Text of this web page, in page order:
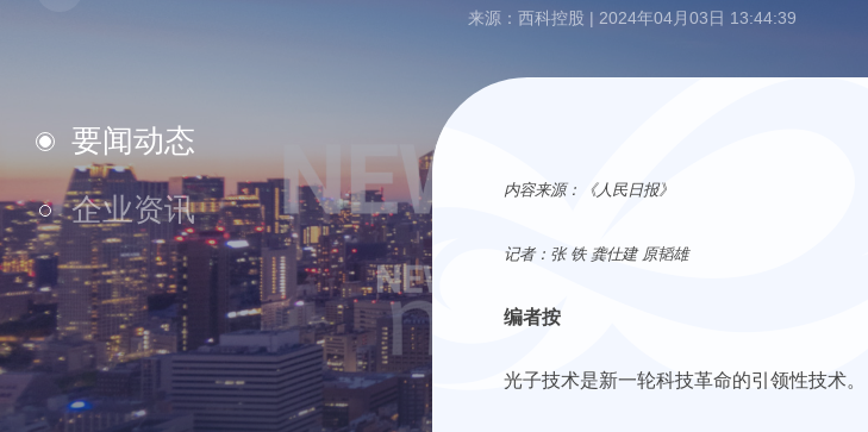
要闻动态
企业资讯
来源：西科控股 | 2024年04月03日 13:44:39
内容来源：《人民日报》
记者：张 铁 龚仕建 原韬雄
编者按
光子技术是新一轮科技革命的引领性技术。